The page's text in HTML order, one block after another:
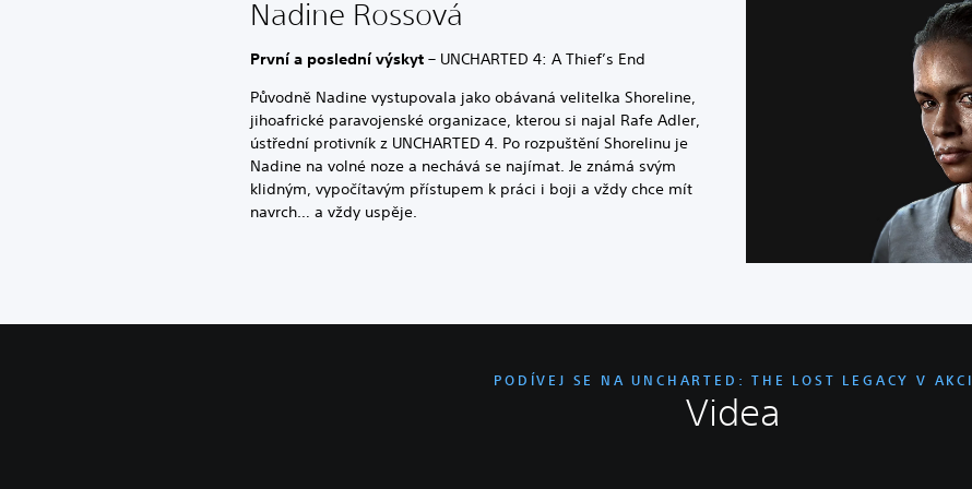
Nadine Rossová
První a poslední výskyt – UNCHARTED 4: A Thief’s End
Původně Nadine vystupovala jako obávaná velitelka Shoreline,
jihoafrické paravojenské organizace, kterou si najal Rafe Adler,
ústřední protivník z UNCHARTED 4. Po rozpuštění Shorelinu je
Nadine na volné noze a nechává se najímat. Je známá svým
klidným, vypočítavým přístupem k práci i boji a vždy chce mít
navrch… a vždy uspěje.
PODÍVEJ SE NA UNCHARTED: THE LOST LEGACY V AKCI
Videa